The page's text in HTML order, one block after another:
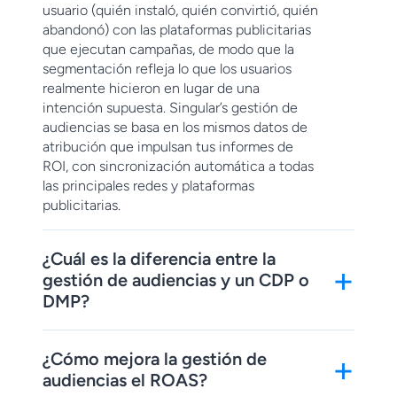
usuario (quién instaló, quién convirtió, quién
abandonó) con las plataformas publicitarias
que ejecutan campañas, de modo que la
segmentación refleja lo que los usuarios
realmente hicieron en lugar de una
intención supuesta. Singular’s gestión de
audiencias se basa en los mismos datos de
atribución que impulsan tus informes de
ROI, con sincronización automática a todas
las principales redes y plataformas
publicitarias.
¿Cuál es la diferencia entre la
gestión de audiencias y un CDP o
DMP?
+
¿Cómo mejora la gestión de
audiencias el ROAS?
+